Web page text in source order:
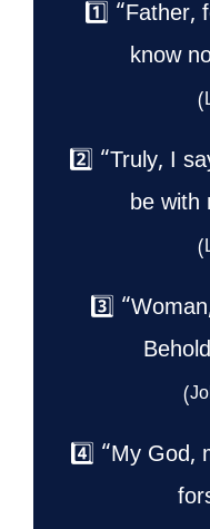
1️⃣ “Father,
know
2️⃣ “Truly, I
be with
3️⃣
4️⃣ “My God,